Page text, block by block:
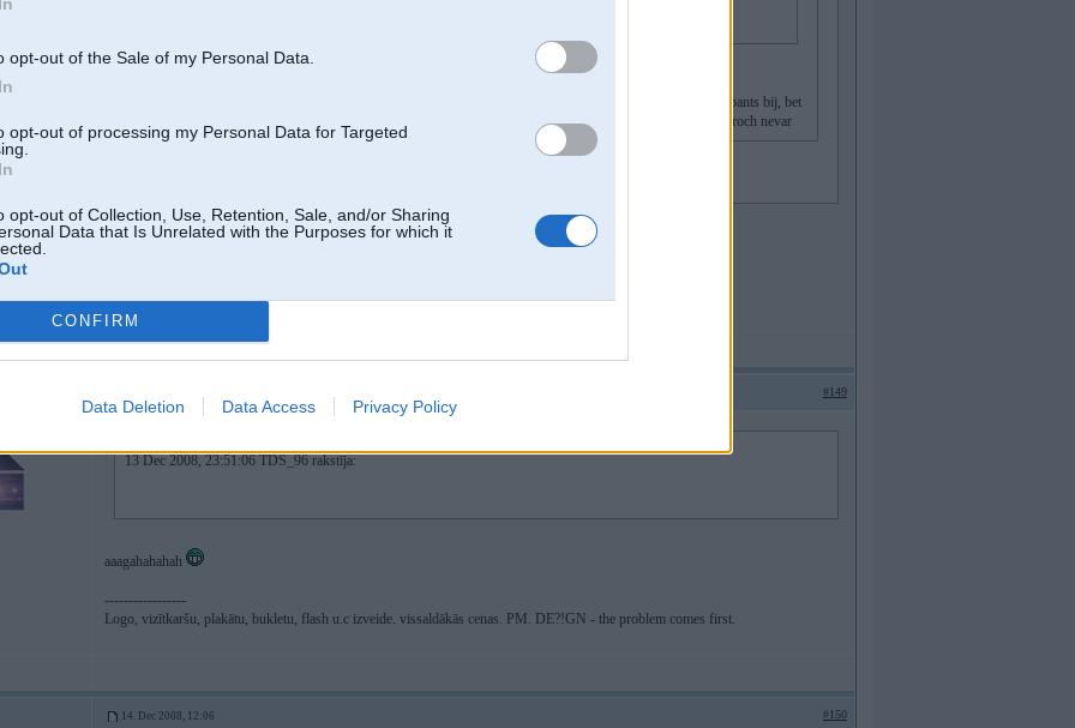
opt-out of the Sale of my Personal Data.
opt-out of processing my Personal Data for Targeted
opt-out of Collection, Use, Retention, Sale, and/or Sharing
Data that Is Unrelated with the Purposes for which it
CONFIRM
Data Deletion Data Access Privacy Policy
989
nu . . . itkaa to var meegjinaat pavilkt zem amatperonas goda un cienjas aizskarshanas vai nu kaa tur tas pants bij, bet
viena tante teica ka DP no seglinja ir biki dabuujusi pa dupsi par savaam aktivitaateem, bez tam . . . ai karoch nevar
jā, drīz sāks visus ķert un iekasēt naudu
In case if I die, I'm gonna leave you a message: "F*** you all."
#149
13 Dec 2008, 23:51:06 TDS_96 rakstīja:
aaagahahahah
-----------------
Logo, vizītkaršu, plakātu, bukletu, flash u.c izveide. vissaldākās cenas. PM. DE?!GN - the problem comes first.
14. Dec 2008, 12:06 #150